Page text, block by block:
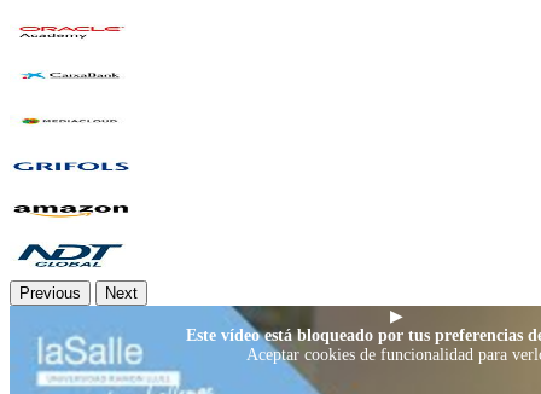
Previous
Next
▶
Este vídeo está bloqueado por tus preferencias
Aceptar cookies de funcionalidad para